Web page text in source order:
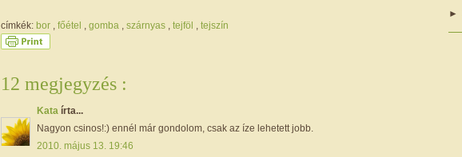
címkék: bor főétel gomba szárnyas tejföl tejszín
12 megjegyzés :
Kata írta...
Nagyon csinos!:) ennél már gondolom, csak az íze lehetett jobb.
2010. május 13. 19:46
►